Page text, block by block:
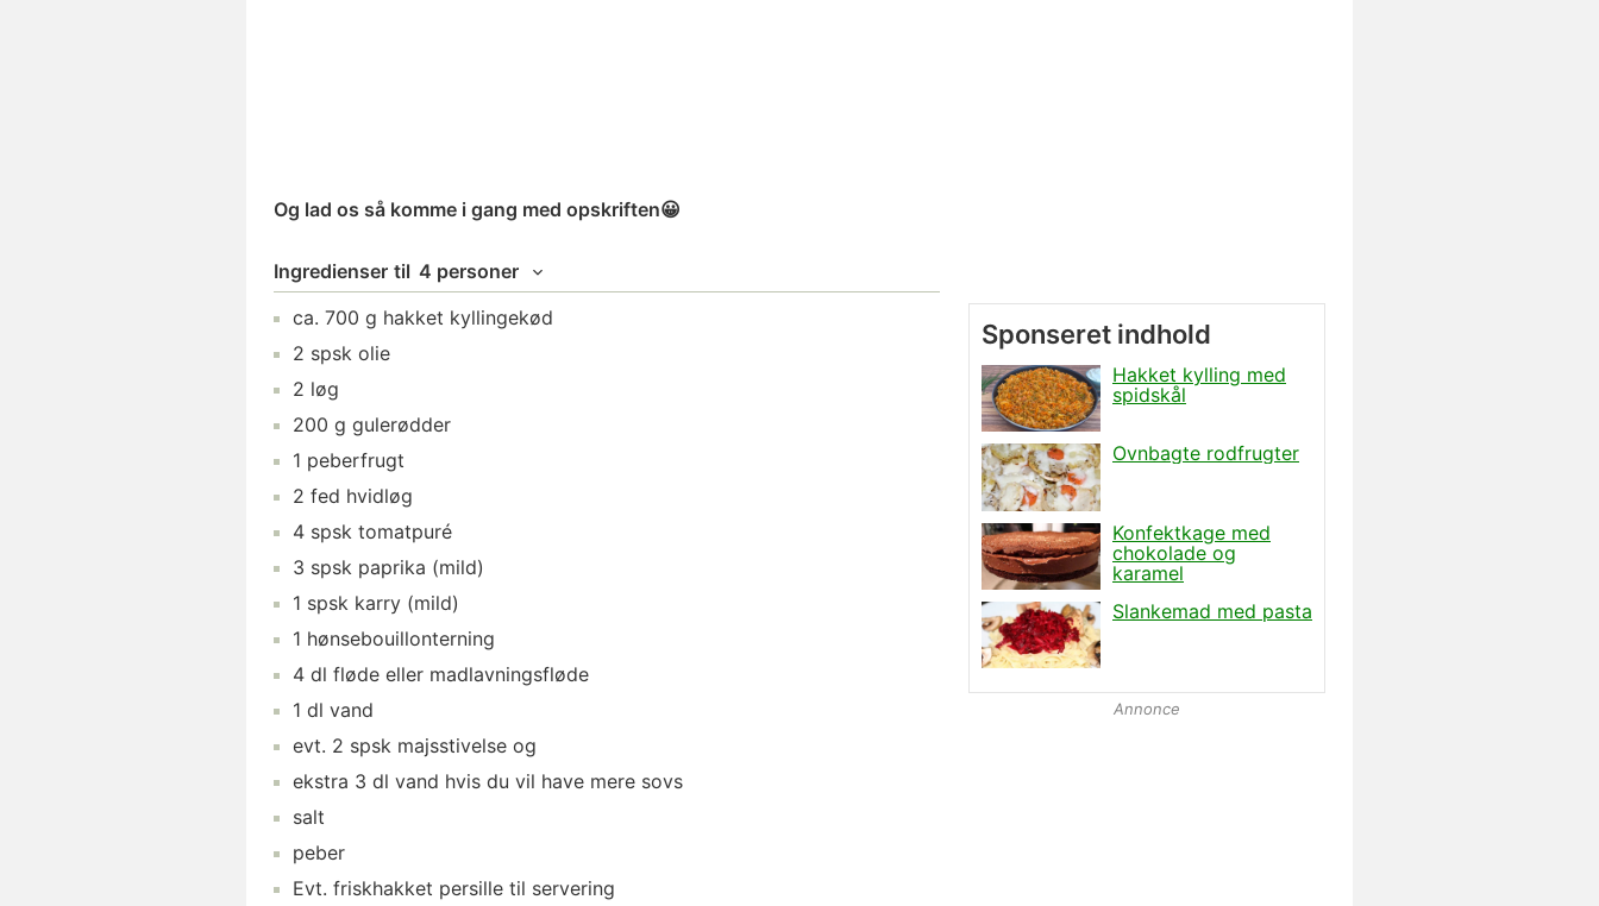
Og lad os så komme i gang med opskriften😀
Ingredienser til 4 personer
ca. 700 g hakket kyllingekød
2 spsk olie
2 løg
200 g gulerødder
1 peberfrugt
2 fed hvidløg
4 spsk tomatpuré
3 spsk paprika (mild)
1 spsk karry (mild)
1 hønsebouillonterning
4 dl fløde eller madlavningsfløde
1 dl vand
evt. 2 spsk majsstivelse og
ekstra 3 dl vand hvis du vil have mere sovs
salt
peber
Evt. friskhakket persille til servering
Annonce